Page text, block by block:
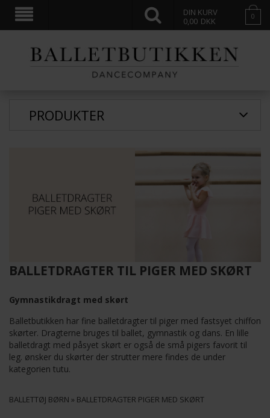
DIN KURV
0,00 DKK 0
PRODUKTER
BALLETDRAGTER TIL PIGER MED SKØRT
Gymnastikdragt med skørt
Balletbutikken har fine balletdragter til piger med fastsyet chiffon
skørter. Dragterne bruges til ballet, gymnastik og dans. En lille
balletdragt med påsyet skørt er også de små pigers favorit til
leg. ønsker du skørter der strutter mere findes de under
kategorien tutu.
BALLETTØJ BØRN » BALLETDRAGTER PIGER MED SKØRT